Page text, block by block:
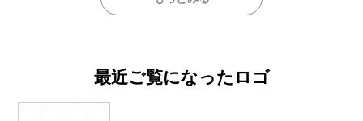
最近ご覧になったロゴ